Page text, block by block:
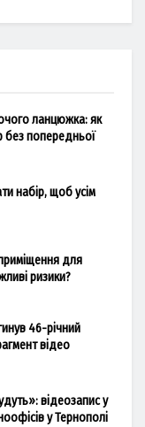
ланцюжка: як
без попередньої
набір, щоб усім
для
ризики?
46-річний
відео
відеозапис у
у Тернополі